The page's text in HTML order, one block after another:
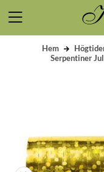
Hem
Serpentiner Jul